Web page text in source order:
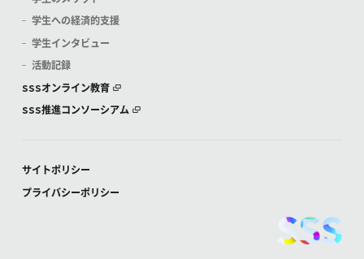
学生への経済的支援
学生インタビュー
活動記録
SSSオンライン教育
SSS推進コンソーシアム
サイトポリシー
プライバシーポリシー